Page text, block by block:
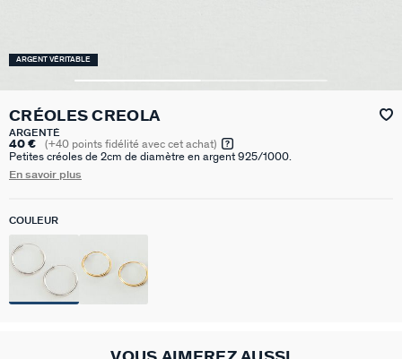
ARGENT VÉRITABLE
CRÉOLES CREOLA
ARGENTÉ
40 € (+40 points fidélité avec cet achat)
Petites créoles de 2cm de diamètre en argent 925/1000.
En savoir plus
COULEUR